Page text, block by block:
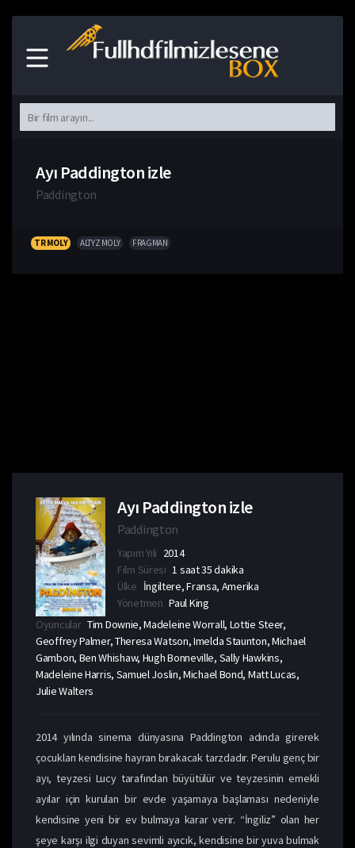
Ayı Paddington izle
Paddington
TR MOLY ALTYZ MOLY FRAGMAN
Ayı Paddington izle
Paddington
Yapım Yılı 2014
Film Süresi 1 saat 35 dakika
Ülke İngiltere, Fransa, Amerika
Yönetmen Paul King
Oyuncular Tim Downie, Madeleine Worrall, Lottie Steer,
Geoffrey Palmer, Theresa Watson, Imelda Staunton, Michael
Gambon, Ben Whishaw, Hugh Bonneville, Sally Hawkins,
Madeleine Harris, Samuel Joslin, Michael Bond, Matt Lucas,
Julie Walters
2014 yılında sinema dünyasına Paddington adında girerek
çocukları kendisine hayran bırakacak tarzdadır. Perulu genç bir
ayı, teyzesi Lucy tarafından büyütülür ve teyzesinin emekli
ayılar için kurulan bir evde yaşamaya başlaması nedeniyle
kendisine yeni bir ev bulmaya karar verir. “İngiliz” olan her
şeye karşı ilgi duyan sevimli ayıcık, kendisine bir yuva bulmak